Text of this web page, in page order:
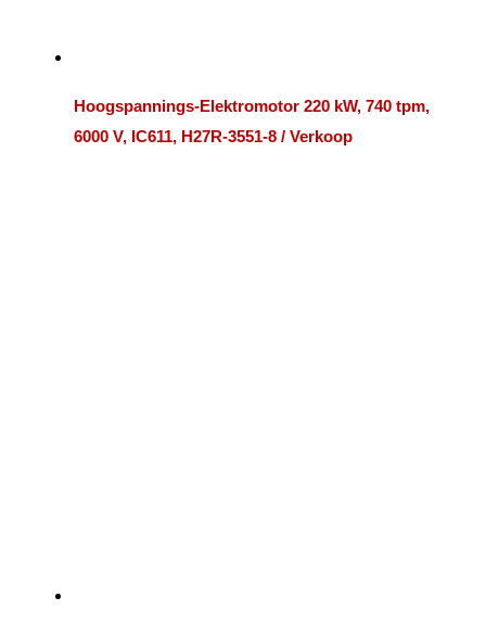
Hoogspannings-Elektromotor 220 kW, 740 tpm,
6000 V, IC611, H27R-3551-8 / Verkoop